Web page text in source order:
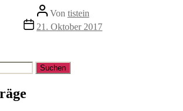
Beitragsautor
Von tistein
Veröffentlichungsdatum
21. Oktober 2017